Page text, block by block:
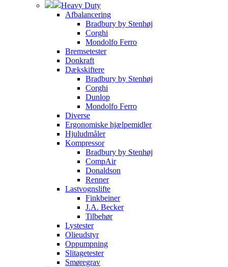
Heavy Duty
Afbalancering
Bradbury by Stenhøj
Corghi
Mondolfo Ferro
Bremsetester
Donkraft
Dækskiftere
Bradbury by Stenhøj
Corghi
Dunlop
Mondolfo Ferro
Diverse
Ergonomiske hjælpemidler
Hjuludmåler
Kompressor
Bradbury by Stenhøj
CompAir
Donaldson
Renner
Lastvognslifte
Finkbeiner
J.A. Becker
Tilbehør
Lystester
Olieudstyr
Oppumpning
Slitagetester
Smøregrav